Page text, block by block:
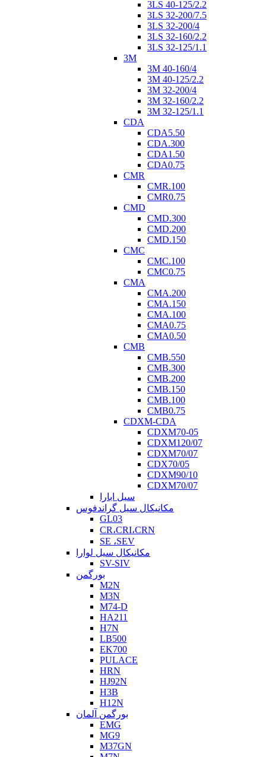
3LS 40-125/2.2
3LS 32-200/7.5
3LS 32-200/4
3LS 32-160/2.2
3LS 32-125/1.1
3M
3M 40-160/4
3M 40-125/2.2
3M 32-200/4
3M 32-160/2.2
3M 32-125/1.1
CDA
CDA5.50
CDA.300
CDA1.50
CDA0.75
CMR
CMR.100
CMR0.75
CMD
CMD.300
CMD.200
CMD.150
CMC
CMC.100
CMC0.75
CMA
CMA.200
CMA.150
CMA.100
CMA0.75
CMA0.50
CMB
CMB.550
CMB.300
CMB.200
CMB.150
CMB.100
CMB0.75
CDXM-CDA
CDXM70-05
CDXM120/07
CDXM70/07
CDX70/05
CDXM90/10
CDXM70/07
سیل ابارا
مکانیکال سیل گراندفوس
GL03
CR،CRI،CRN
SE ،SEV
مکانیکال سیل لوارا
SV-SIV
بورگمن
M2N
M3N
M74-D
HA211
H7N
LB500
EK700
PULACE
HRN
HJ92N
H3B
H12N
بورگمن آلمان
EMG
MG9
M37GN